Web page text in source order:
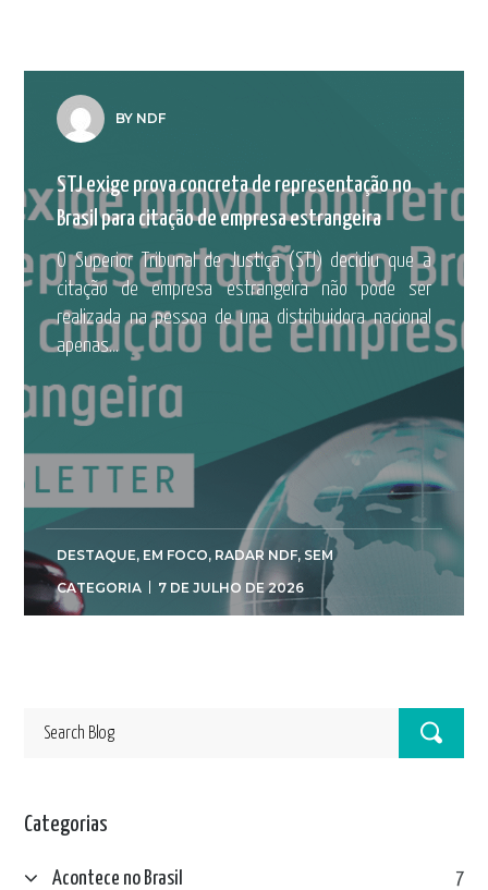
BY NDF
STJ exige prova concreta de representação no
Brasil para citação de empresa estrangeira
O Superior Tribunal de Justiça (STJ) decidiu que a
citação de empresa estrangeira não pode ser
realizada na pessoa de uma distribuidora nacional
apenas...
DESTAQUE, EM FOCO, RADAR NDF, SEM
CATEGORIA
7 DE JULHO DE 2026
Categorias
Acontece no Brasil 7